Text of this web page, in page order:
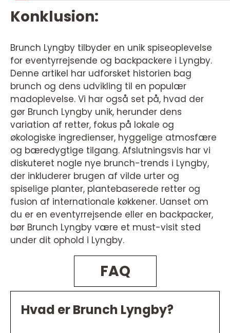
Konklusion:
Brunch Lyngby tilbyder en unik spiseoplevelse
for eventyrrejsende og backpackere i Lyngby.
Denne artikel har udforsket historien bag
brunch og dens udvikling til en populær
madoplevelse. Vi har også set på, hvad der
gør Brunch Lyngby unik, herunder dens
variation af retter, fokus på lokale og
økologiske ingredienser, hyggelige atmosfære
og bæredygtige tilgang. Afslutningsvis har vi
diskuteret nogle nye brunch-trends i Lyngby,
der inkluderer brugen af vilde urter og
spiselige planter, plantebaserede retter og
fusion af internationale køkkener. Uanset om
du er en eventyrrejsende eller en backpacker,
bør Brunch Lyngby være et must-visit sted
under dit ophold i Lyngby.
FAQ
Hvad er Brunch Lyngby?